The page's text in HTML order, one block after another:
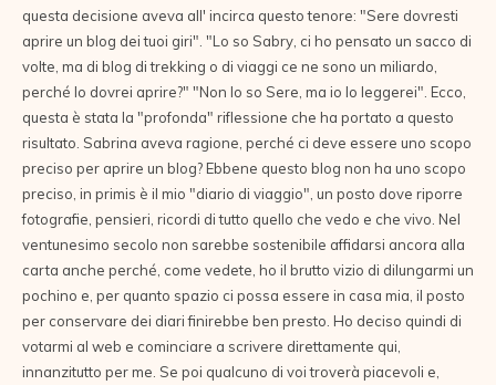
questa decisione aveva all' incirca questo tenore: "Sere dovresti
aprire un blog dei tuoi giri". "Lo so Sabry, ci ho pensato un sacco di
volte, ma di blog di trekking o di viaggi ce ne sono un miliardo,
perché lo dovrei aprire?" "Non lo so Sere, ma io lo leggerei". Ecco,
questa è stata la "profonda" riflessione che ha portato a questo
risultato. Sabrina aveva ragione, perché ci deve essere uno scopo
preciso per aprire un blog? Ebbene questo blog non ha uno scopo
preciso, in primis è il mio "diario di viaggio", un posto dove riporre
fotografie, pensieri, ricordi di tutto quello che vedo e che vivo. Nel
ventunesimo secolo non sarebbe sostenibile affidarsi ancora alla
carta anche perché, come vedete, ho il brutto vizio di dilungarmi un
pochino e, per quanto spazio ci possa essere in casa mia, il posto
per conservare dei diari finirebbe ben presto. Ho deciso quindi di
votarmi al web e cominciare a scrivere direttamente qui,
innanzitutto per me. Se poi qualcuno di voi troverà piacevoli e,